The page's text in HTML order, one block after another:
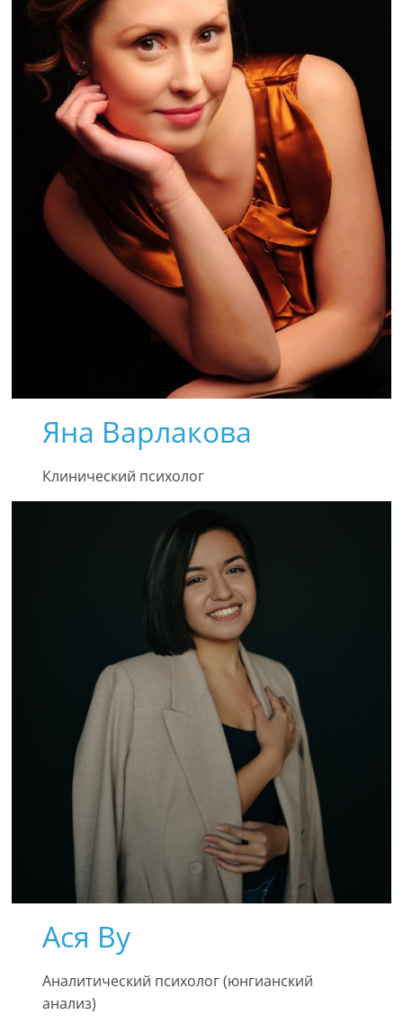
Яна Варлакова
Клинический психолог
Ася Ву
Аналитический психолог (юнгианский
анализ)